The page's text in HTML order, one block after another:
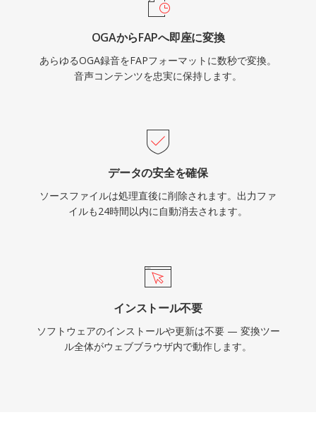
OGAからFAPへ即座に変換
あらゆるOGA録音をFAPフォーマットに数秒で変換。
音声コンテンツを忠実に保持します。
データの安全を確保
ソースファイルは処理直後に削除されます。出力ファ
イルも24時間以内に自動消去されます。
インストール不要
ソフトウェアのインストールや更新は不要 — 変換ツー
ル全体がウェブブラウザ内で動作します。